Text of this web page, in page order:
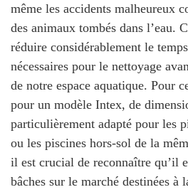
même les accidents malheureux
des animaux tombés dans l’eau.
réduire considérablement le
nécessaires pour le nettoyage
de notre espace aquatique. Pour
pour un modèle Intex, de
particulièrement adapté pour les
ou les piscines hors-sol de la
il est crucial de reconnaître qu’il
bâches sur le marché destinées à